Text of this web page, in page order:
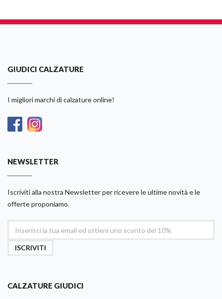
GIUDICI CALZATURE
I migliori marchi di calzature online!
NEWSLETTER
Iscriviti alla nostra Newsletter per ricevere le ultime novità e le
offerte proponiamo.
ISCRIVITI
CALZATURE GIUDICI